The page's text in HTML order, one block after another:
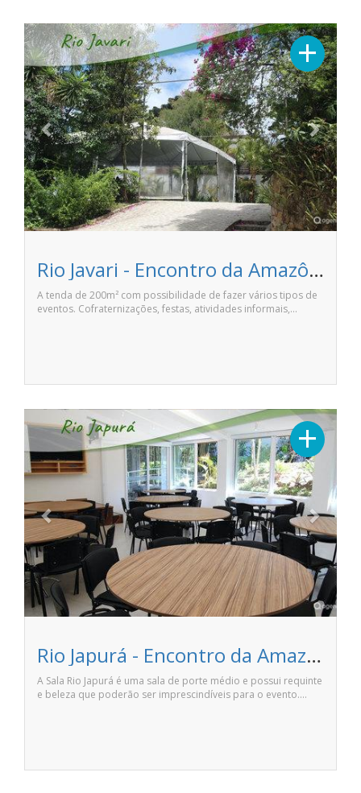
+
Previous Next
Rio Javari - Encontro da Amazônia
A tenda de 200m² com possibilidade de fazer vários tipos de
eventos. Cofraternizações, festas, atividades informais,…
+
Previous Next
Rio Japurá - Encontro da Amazônia
A Sala Rio Japurá é uma sala de porte médio e possui requinte
e beleza que poderão ser imprescindíveis para o evento.…